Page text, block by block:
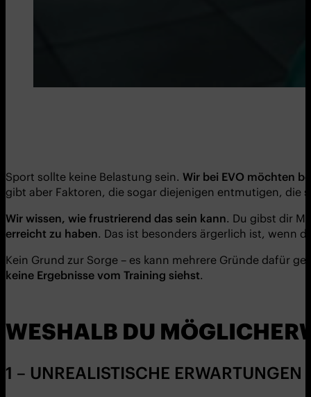
Sport sollte keine Belastung sein. Wir bei EVO möchten
gibt aber Faktoren, die sogar diejenigen entmutigen, die
Wir wissen, wie frustrierend das sein kann. Du gibst dir
erreicht zu haben. Das ist besonders ärgerlich ist, wenn
Kein Grund zur Sorge – es kann mehrere Gründe dafür
keine Ergebnisse vom Training siehst.
WESHALB DU
1 – UNREALISTISCHE ERWARTUNGEN